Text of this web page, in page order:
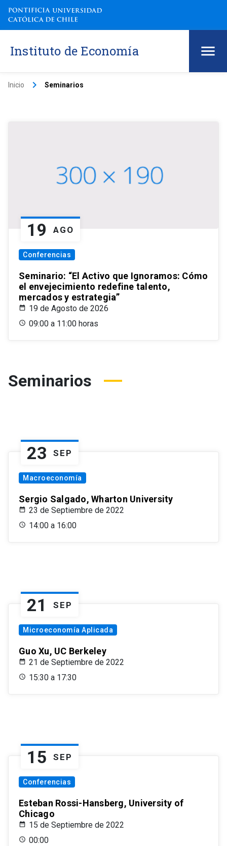
Instituto de Economía
Inicio keyboard_arrow_right Seminarios
19 AGO
Conferencias
Seminario: “El Activo que Ignoramos: Cómo
el envejecimiento redefine talento,
mercados y estrategia”
19 de Agosto de 2026
09:00 a 11:00 horas
Seminarios
23 SEP
Macroeconomía
Sergio Salgado, Wharton University
23 de Septiembre de 2022
14:00 a 16:00
21 SEP
Microeconomía Aplicada
Guo Xu, UC Berkeley
21 de Septiembre de 2022
15:30 a 17:30
15 SEP
Conferencias
Esteban Rossi-Hansberg, University of
Chicago
15 de Septiembre de 2022
00:00